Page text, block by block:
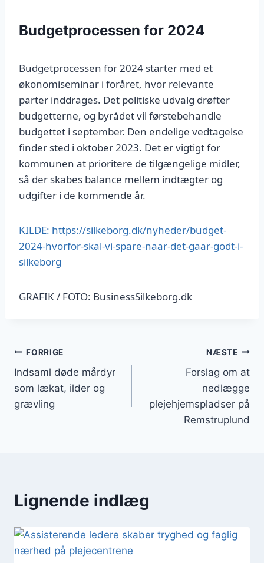
Budgetprocessen for 2024
Budgetprocessen for 2024 starter med et
økonomiseminar i foråret, hvor relevante
parter inddrages. Det politiske udvalg drøfter
budgetterne, og byrådet vil førstebehandle
budgettet i september. Den endelige vedtagelse
finder sted i oktober 2023. Det er vigtigt for
kommunen at prioritere de tilgængelige midler,
så der skabes balance mellem indtægter og
udgifter i de kommende år.
KILDE: https://silkeborg.dk/nyheder/budget-
2024-hvorfor-skal-vi-spare-naar-det-gaar-godt-i-
silkeborg
GRAFIK / FOTO: BusinessSilkeborg.dk
Indlægsnavigation
FORRIGE
Indsaml døde mårdyr
som lækat, ilder og
grævling
NÆSTE
Forslag om at
nedlægge
plejehjemspladser på
Remstruplund
Lignende indlæg